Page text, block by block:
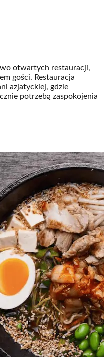
otwartych restauracji,
gości. Restauracja
azjatyckiej, gdzie
potrzebą zaspokojenia